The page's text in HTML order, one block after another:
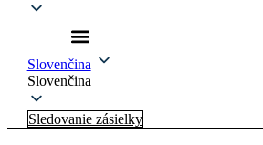
Slovenčina
Slovenčina
Sledovanie zásielky